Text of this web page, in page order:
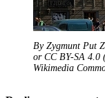
By Zygmunt Put
or CC BY-SA 4.0
Wikimedia